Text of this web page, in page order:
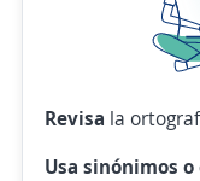
Revisa la
Usa sinónimos o